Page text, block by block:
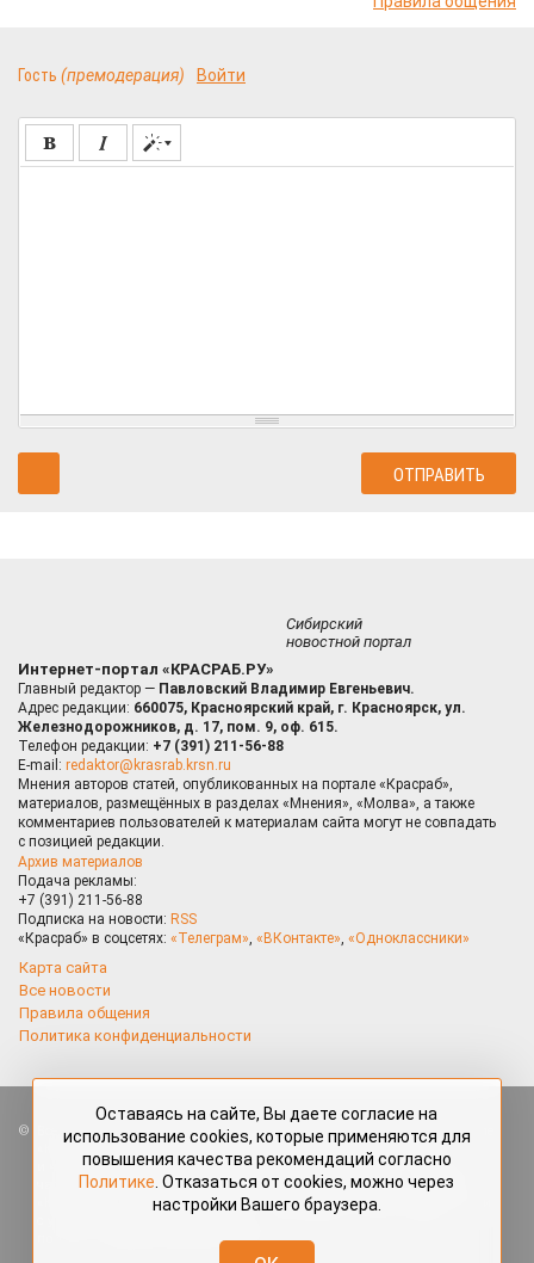
Гость (премодерация) Войти
Сибирский
новостной портал
Интернет-портал «КРАСРАБ.РУ»
Главный редактор — Павловский Владимир Евгеньевич.
Адрес редакции: 660075, Красноярский край, г. Красноярск, ул.
Железнодорожников, д. 17, пом. 9, оф. 615.
Телефон редакции: +7 (391) 211-56-88
E-mail: redaktor@krasrab.krsn.ru
Мнения авторов статей, опубликованных на портале «Красраб»,
материалов, размещённых в разделах «Мнения», «Молва», а также
комментариев пользователей к материалам сайта могут не совпадать
с позицией редакции.
Архив материалов
Подача рекламы:
+7 (391) 211-56-88
Подписка на новости: RSS
«Красраб» в соцсетях: «Телеграм», «ВКонтакте», «Одноклассники»
Карта сайта
Все новости
Правила общения
Политика конфиденциальности
Все права защищены. Любые материалы, размещённые на портале
«Красраб.ру» сотрудниками редакции, нештатными авторами
и читателями, являются объектами авторского права. Полное или
частичное использование материалов, размещённых на портале
«Красраб.ру», допускается только с письменного согласия редакции
redaktor@krasrab.krsn.ru.
Оставаясь на сайте, Вы даете согласие на
использование cookies, которые применяются для
повышения качества рекомендаций согласно
Политике . Отказаться от cookies, можно через
настройки Вашего браузера.